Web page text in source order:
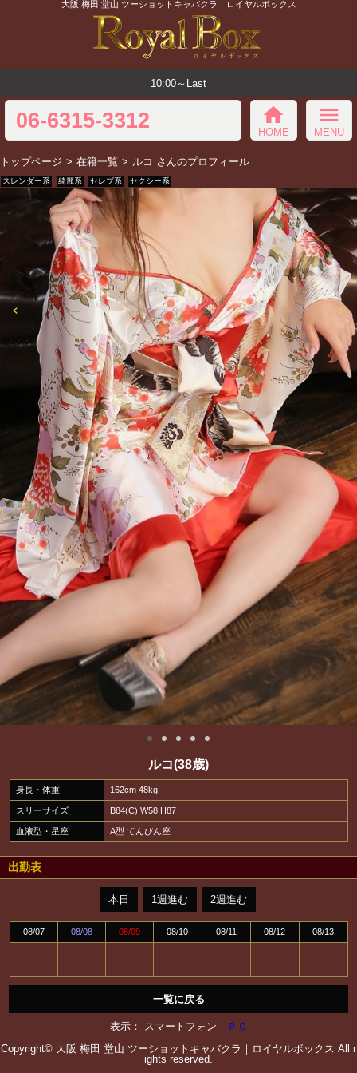
大阪 梅田 堂山 ツーショットキャバクラ｜ロイヤルボックス
10:00～Last
06-6315-3312 home
HOME
menu
MENU
トップページ 在籍一覧 ルコ さんのプロフィール
スレンダー系 綺麗系 セレブ系 セクシー系
ルコ(38歳)
身長・体重 162cm 48kg
スリーサイズ B84(C) W58 H87
血液型・星座 A型 てんびん座
出勤表
本日 1週進む 2週進む
08/07 08/08 08/09 08/10 08/11 08/12 08/13
一覧に戻る
表示： スマートフォン｜ ＰＣ
Copyright© 大阪 梅田 堂山 ツーショットキャバクラ｜ロイヤルボックス All r
ights reserved.